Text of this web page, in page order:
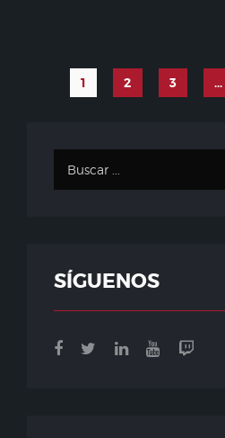
1 2 3 …
SÍGUENOS